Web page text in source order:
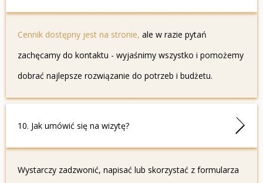
Cennik dostępny jest na stronie, ale w razie pytań
zachęcamy do kontaktu - wyjaśnimy wszystko i pomożemy
dobrać najlepsze rozwiązanie do potrzeb i budżetu.
10. Jak umówić się na wizytę?
Wystarczy zadzwonić, napisać lub skorzystać z formularza